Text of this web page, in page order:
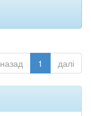
назад 1 далі